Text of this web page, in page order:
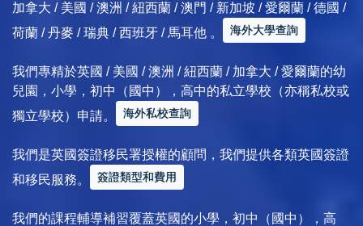
加拿大 / 美國 / 澳洲 / 紐西蘭 / 澳門 / 新加坡 / 愛爾蘭 / 德國 /
荷蘭 / 丹麥 / 瑞典 / 西班牙 / 馬耳他 。
海外大學查詢
我們專精於英國 / 美國 / 澳洲 / 紐西蘭 / 加拿大 / 愛爾蘭的幼
兒園，小學，初中（國中），高中的私立學校（亦稱私校或
獨立學校）申請。
海外私校查詢
我們是英國簽證移民署授權的顧問，我們提供各類英國簽證
和移民服務。
簽證類型和費用
我們的課程輔導補習覆蓋英國的小學，初中（國中），高